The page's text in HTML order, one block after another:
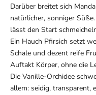
Darüber breitet sich
natürlicher, sonniger
lässt den Start
Ein Hauch Pfirsich setzt
Schale und dezent reife
Auftakt Körper, ohne die
Die Vanille-Orchidee
allem: seidig, transparent,